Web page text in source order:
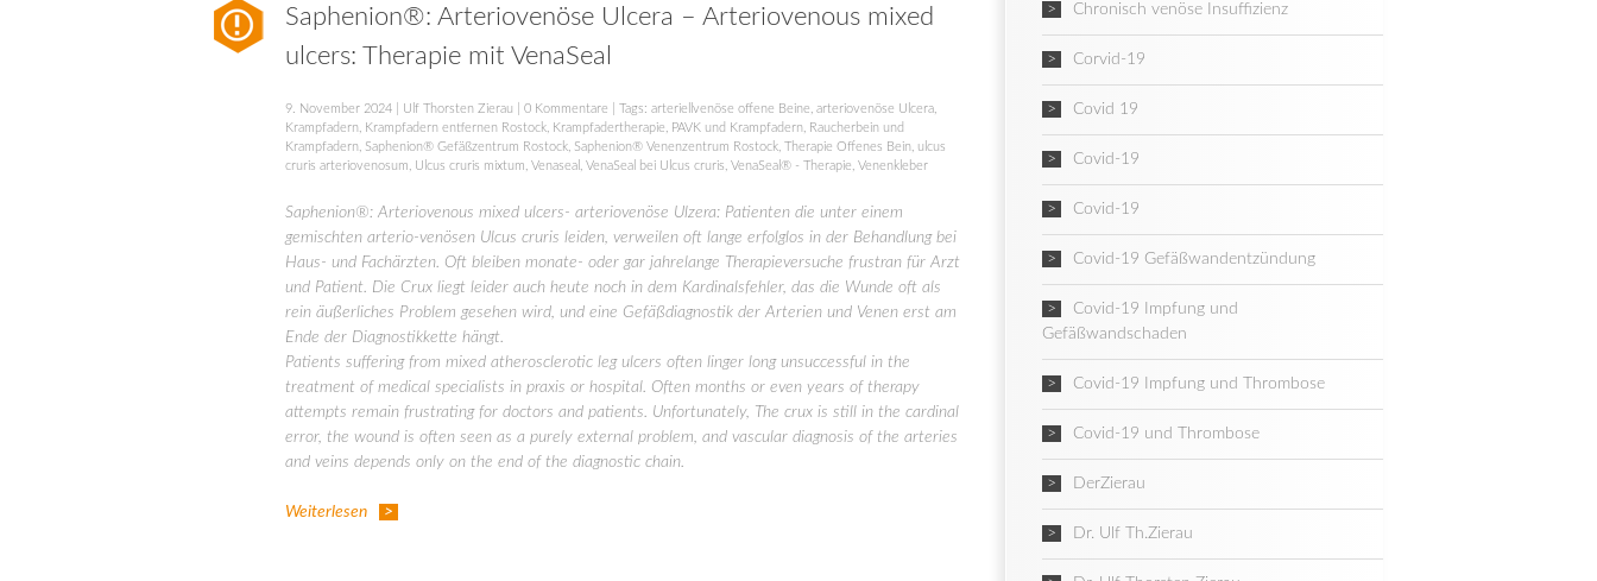
Saphenion®: Arteriovenöse Ulcera – Arteriovenous mixed
ulcers: Therapie mit VenaSeal
9. November 2024 Ulf Thorsten Zierau 0 Kommentare | Tags: arteriellvenöse offene Beine arteriovenöse Ulcera
Krampfadern
Krampfadern entfernen Rostock Krampfadertherapie PAVK und Krampfadern
Raucherbein und
Krampfadern Saphenion® Gefäßzentrum Rostock Saphenion® Venenzentrum Rostock Therapie Offenes Bein ulcus
cruris arteriovenosum
Ulcus cruris mixtum Venaseal VenaSeal bei Ulcus cruris VenaSeal® - Therapie Venenkleber
Saphenion®: Arteriovenous mixed ulcers- arteriovenöse Ulzera: Patienten die unter einem
gemischten arterio-venösen Ulcus cruris leiden, verweilen oft lange erfolglos in der Behandlung bei
Haus- und Fachärzten. Oft bleiben monate- oder gar jahrelange Therapieversuche frustran für Arzt
und Patient. Die Crux liegt leider auch heute noch in dem Kardinalsfehler, das die Wunde oft als
rein äußerliches Problem gesehen wird, und eine Gefäßdiagnostik der Arterien und Venen erst am
Ende der Diagnostikkette hängt.
Patients suffering from mixed atherosclerotic leg ulcers often linger long unsuccessful in the
treatment of medical specialists in praxis or hospital. Often months or even years of therapy
attempts remain frustrating for doctors and patients. Unfortunately, The crux is still in the cardinal
error, the wound is often seen as a purely external problem, and vascular diagnosis of the arteries
and veins depends only on the end of the diagnostic chain.
Weiterlesen
Chronisch venöse Insuffizienz
Corvid-19
Covid 19
Covid-19
Covid-19
Covid-19 Gefäßwandentzündung
Covid-19 Impfung und
Gefäßwandschaden
Covid-19 Impfung und Thrombose
Covid-19 und Thrombose
DerZierau
Dr. Ulf Th.Zierau